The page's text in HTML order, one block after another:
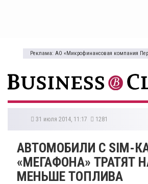
Реклама: АО «Микрофинансовая компания
31 июля 2014, 11:17 1281
АВТОМОБИЛИ С SIM-
«МЕГАФОНА» ТРАТЯТ
МЕНЬШЕ ТОПЛИВА